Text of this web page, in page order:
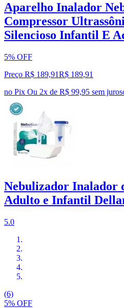
Aparelho Inalador
Compressor
Silencioso Infantil E
5% OFF
Preço R$ 189,91R$ 189,91
no Pix Ou 2x de R$ 99,95 sem juros
Nebulizador Inalador
Adulto e Infantil
5.0
(6)
5% OFF